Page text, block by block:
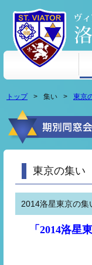
本文へジャンプ
トップ 集い 東京
東京の集い
2014洛星東京の
「2014洛星